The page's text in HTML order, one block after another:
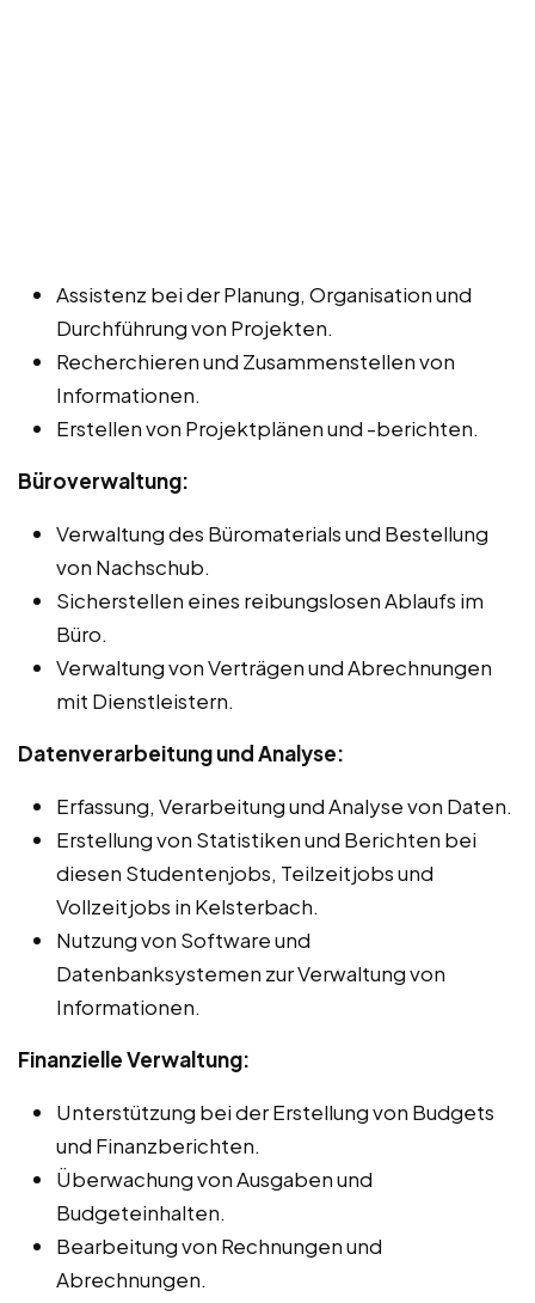
Assistenz bei der Planung, Organisation und
Durchführung von Projekten.
Recherchieren und Zusammenstellen von
Informationen.
Erstellen von Projektplänen und -berichten.
Büroverwaltung:
Verwaltung des Büromaterials und Bestellung
von Nachschub.
Sicherstellen eines reibungslosen Ablaufs im
Büro.
Verwaltung von Verträgen und Abrechnungen
mit Dienstleistern.
Datenverarbeitung und Analyse:
Erfassung, Verarbeitung und Analyse von Daten.
Erstellung von Statistiken und Berichten bei
diesen Studentenjobs, Teilzeitjobs und
Vollzeitjobs in Kelsterbach.
Nutzung von Software und
Datenbanksystemen zur Verwaltung von
Informationen.
Finanzielle Verwaltung:
Unterstützung bei der Erstellung von Budgets
und Finanzberichten.
Überwachung von Ausgaben und
Budgeteinhalten.
Bearbeitung von Rechnungen und
Abrechnungen.